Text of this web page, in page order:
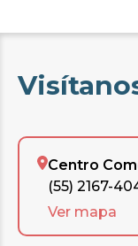
Centro
(55) 2167-
Ver mapa